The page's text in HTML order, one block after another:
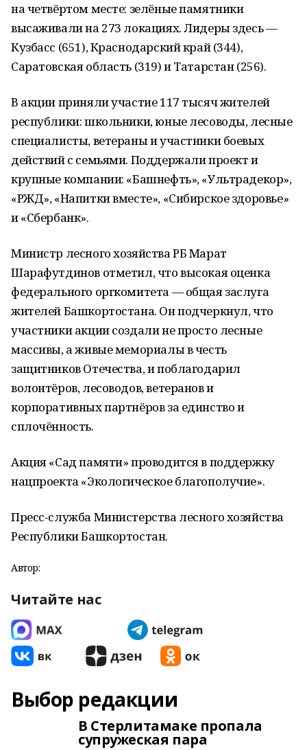
на четвёртом месте: зелёные памятники
высаживали на 273 локациях. Лидеры здесь —
Кузбасс (651), Краснодарский край (344),
Саратовская область (319) и Татарстан (256).
В акции приняли участие 117 тысяч жителей
республики: школьники, юные лесоводы, лесные
специалисты, ветераны и участники боевых
действий с семьями. Поддержали проект и
крупные компании: «Башнефть», «Ультрадекор»,
«РЖД», «Напитки вместе», «Сибирское здоровье»
и «Сбербанк».
Министр лесного хозяйства РБ Марат
Шарафутдинов отметил, что высокая оценка
федерального оргкомитета — общая заслуга
жителей Башкортостана. Он подчеркнул, что
участники акции создали не просто лесные
массивы, а живые мемориалы в честь
защитников Отечества, и поблагодарил
волонтёров, лесоводов, ветеранов и
корпоративных партнёров за единство и
сплочённость.
Акция «Сад памяти» проводится в поддержку
нацпроекта «Экологическое благополучие».
Пресс-служба Министерства лесного хозяйства
Республики Башкортостан.
Автор:
Читайте нас
Выбор редакции
В Стерлитамаке пропала
супружеская пара